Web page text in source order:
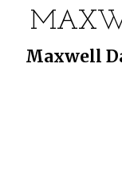
Maxwell